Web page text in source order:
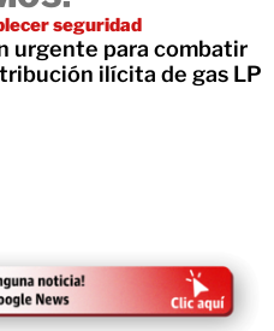
seguridad
urgente para combatir
ilícita de gas LP